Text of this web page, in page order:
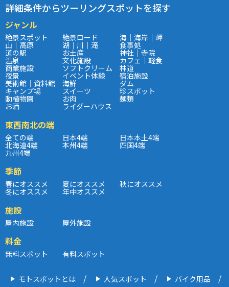
詳細条件からツーリングスポットを探す
ジャンル
絶景スポット 絶景ロード 海｜海岸｜岬
山｜高原 湖｜川｜滝 食事処
道の駅 お土産 神社｜寺院
温泉 文化施設 カフェ｜軽食
商業施設 ソフトクリーム 林道
夜景 イベント体験 宿泊施設
美術館｜資料館 海鮮 ダム
キャンプ場 スイーツ 珍スポット
動植物園 お肉 麺類
お酒 ライダーハウス
東西南北の端
全ての端 日本4端 日本本土4端
北海道4端 本州4端 四国4端
九州4端
季節
春にオススメ 夏にオススメ 秋にオススメ
冬にオススメ 年中オススメ
施設
屋内施設 屋外施設
料金
無料スポット 有料スポット
モトスポットとは 人気スポット バイク用品